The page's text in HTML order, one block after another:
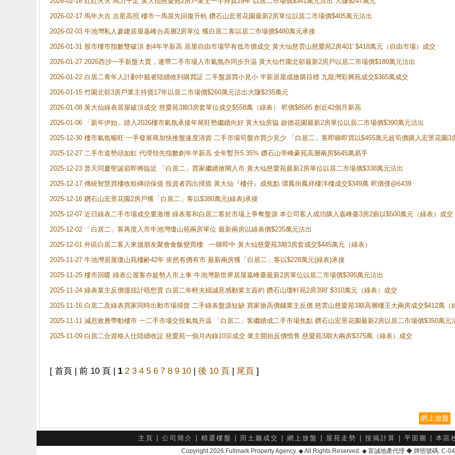
2026-02-17 馬年大吉 吉星高照 樓市一馬當先回復升軌 鑽石山宏景花園最新2房單位以居二市場價$405萬元沽出
2026-02-03 牛池灣私人參建居屋嘉峰台高層2房單位 獲白居二客以居二市場價$480萬元承接
2026-01-31 股市樓市指數雙破頂 創4年半新高 居屋自由市場罕有低市價成交 黃大仙慈雲山慈愛苑2房401' $418萬元（自由市場）成交
2026-01-27 2026西沙一手新盤大賣，連帶二手市場入市氣氛亦同步升温 黃大仙竹園北邨最新2房戶以居二市場價$180萬元沽出
2026-01-22 白居二青年人計劃中籤者陸續收到購買証 二手盤源買小見小 半新居屋成搶購目標 九龍灣彩興苑成交$365萬成交
2026-01-15 竹園北邨3房戶業主持貨17年以居二市場價$260萬元沽出大賺$235萬元
2026-01-08 黃大仙綠表居屋破頂成交 慈愛苑3期3房套單位成交$558萬（綠表） 呎價$8585 創近42個月新高
2026-01-06 「新年伊始」踏入2026樓市氣氛承接年尾旺勢繼續向好 黃大仙房協 啟德花園最新2房單位以居二市場價$390萬元沽出
2025-12-30 樓市氣氛暢旺 一手發展商加快推盤速度清貨 二手市場筍盤亦買少見少 「白居二」客即睇即買以$455萬元超筍價購入宏景花園3
2025-12-27 二手市道勢頭如虹 代理領先指數創年半新高 全年暫升5.35% 鑽石山帝峰豪苑高層兩房$645萬易手
2025-12-23 普天同慶聖誕節即將臨近 「白居二」買家繼續搶閘入市 黃大仙慈愛苑最新2房單位以居二市場價$338萬元沽出
2025-12-17 傳統智慧買樓收租磚頭保值 投資者四出掃貨 黃大仙『樓仔』成焦點 環鳳街鳳祥樓洋樓成交$349萬 呎價僅@6439
2025-12-16 鑽石山宏景花園2房戶獲「白居二」客以$380萬元(綠表)承接
2025-12-07 近日綠表二手市場成交量激增 綠表客和白居二客於市場上爭奪盤源 本公司客人成功購入嘉峰臺3房2廁以$500萬元（綠表）成交
2025-12-02 「白居二」客再度入市牛池灣瓊山苑兩房單位 最新兩房以綠表價$235萬元沽出
2025-12-01 外區白居二客人來搵朋友聚會食飯變買樓 一睇即中 黃大仙慈愛苑3期3房套成交$445萬元（綠表）
2025-11-27 牛池灣居屋瓊山苑樓齢42年 依然有價有市 最新兩房獲「白居二」客以$228萬元(綠表)承接
2025-11-25 樓市回暖 綠表公屋客亦趁勢入市上車 牛池灣新世界居屋嘉峰臺最新2房單位以居二市場價$395萬元沽出
2025-11-24 綠表業主反價搵扭計唔想賣 白居二年輕夫婦誠意感動業主簽約 鑽石山瓊軒苑2房398' $310萬元（綠表）成交
2025-11-16 白居二及綠表買家同時出動市場掃貨 二手綠表盤源短缺 買家搶高價錢業主反價 慈雲山慈愛苑3期高層樓王大兩房成交$412萬（
2025-11-11 減息效應帶動樓市 一二手市場交投氣氛升温 「白居二」客繼續成二手市場焦點 鑽石山宏景花園最新2房以居二市場價$350萬元
2025-11-09 白居二合資格人仕陸續收証 慈愛苑一個月內錄10宗成交 業主開始反價惜售 慈愛苑3期大兩房$375萬（綠表）成交
[ 首頁 | 前 10 頁 | 1 2 3 4 5 6 7 8 9 10 | 後 10 頁 | 尾頁 ]
網上放盤
主頁 公司簡介 精選樓盤 田土廳成交 網上放盤 屋苑走勢 按揭計算 平面圖 本區
Copyright 2026 Fullmark Property Agency. ◆ All Rights Reserved. ◆ 富誠地產代理 ◆ 牌照號碼: C-